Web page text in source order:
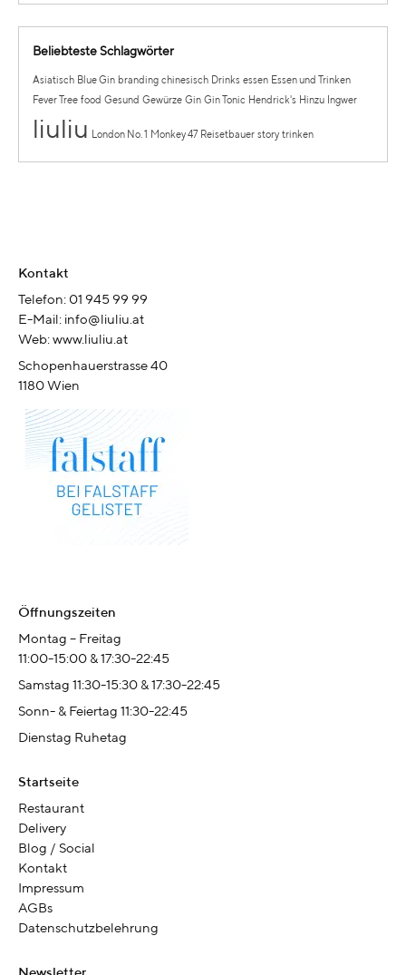
Beliebteste Schlagwörter
Asiatisch Blue Gin branding chinesisch Drinks essen Essen und Trinken
Fever Tree food Gesund Gewürze Gin Gin Tonic Hendrick's Hinzu Ingwer
liuliu London No. 1 Monkey 47 Reisetbauer story trinken
Kontakt
Telefon: 01 945 99 99
E-Mail: info@liuliu.at
Web: www.liuliu.at
Schopenhauerstrasse 40
1180 Wien
Öffnungszeiten
Montag – Freitag
11:00-15:00 & 17:30-22:45
Samstag 11:30-15:30 & 17:30-22:45
Sonn- & Feiertag 11:30-22:45
Dienstag Ruhetag
Startseite
Restaurant
Delivery
Blog / Social
Kontakt
Impressum
AGBs
Datenschutzbelehrung